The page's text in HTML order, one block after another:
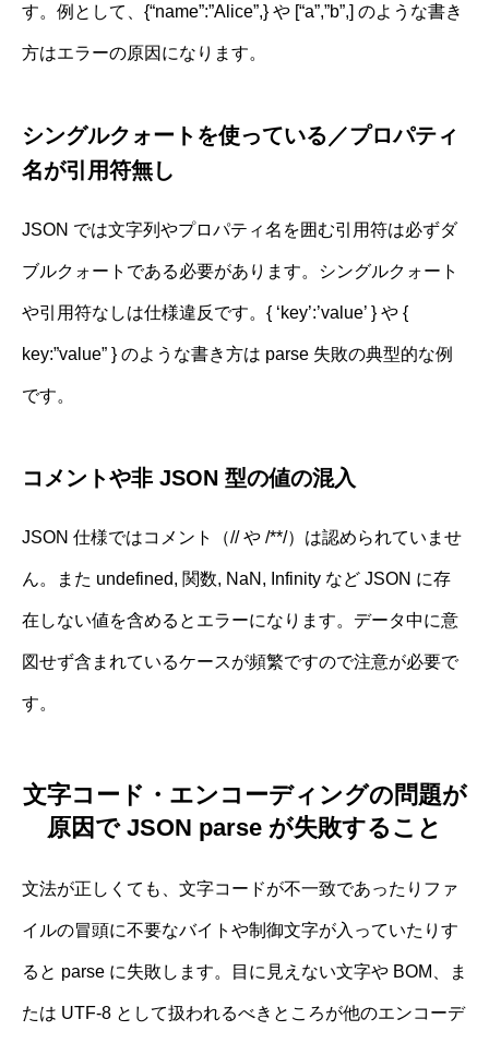
す。例として、{“name”:”Alice”,} や [“a”,”b”,] のような書き
方はエラーの原因になります。
シングルクォートを使っている／プロパティ
名が引用符無し
JSON では文字列やプロパティ名を囲む引用符は必ずダ
ブルクォートである必要があります。シングルクォート
や引用符なしは仕様違反です。{ ‘key’:’value’ } や {
key:”value” } のような書き方は parse 失敗の典型的な例
です。
コメントや非 JSON 型の値の混入
JSON 仕様ではコメント（// や /**/）は認められていませ
ん。また undefined, 関数, NaN, Infinity など JSON に存
在しない値を含めるとエラーになります。データ中に意
図せず含まれているケースが頻繁ですので注意が必要で
す。
文字コード・エンコーディングの問題が
原因で JSON parse が失敗すること
文法が正しくても、文字コードが不一致であったりファ
イルの冒頭に不要なバイトや制御文字が入っていたりす
ると parse に失敗します。目に見えない文字や BOM、ま
たは UTF-8 として扱われるべきところが他のエンコーデ